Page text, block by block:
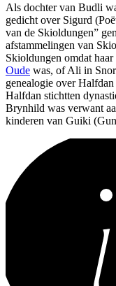
Als dochter van Budli
gedicht over Sigurd
van de Skioldungen”
afstammelingen van
Skioldungen omdat
Oude was, of Ali in
genealogie over
Halfdan stichtten
Brynhild was verwant
kinderen van Guiki